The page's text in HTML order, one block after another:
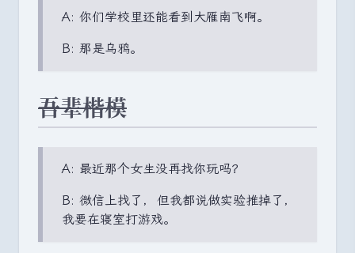
A: 你们学校里还能看到大雁南飞啊。
B: 那是乌鸦。
吾辈楷模
A: 最近那个女生没再找你玩吗？
B: 微信上找了 ， 但我都说做实验推掉了 ，
我要在寝室打游戏。